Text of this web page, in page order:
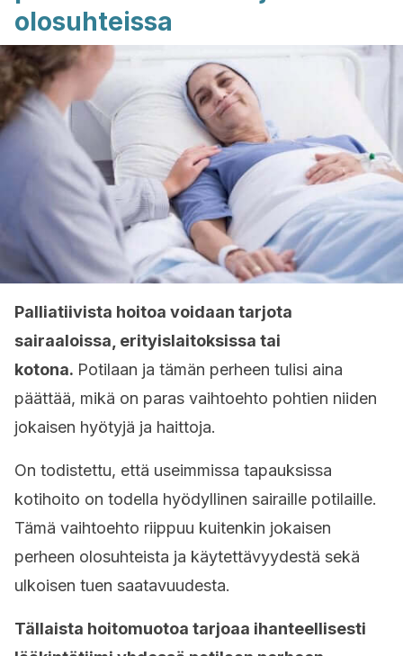
olosuhteissa
Palliatiivista hoitoa voidaan tarjota
sairaaloissa, erityislaitoksissa tai
kotona. Potilaan ja tämän perheen tulisi aina
päättää, mikä on paras vaihtoehto pohtien niiden
jokaisen hyötyjä ja haittoja.
On todistettu, että useimmissa tapauksissa
kotihoito on todella hyödyllinen sairaille potilaille.
Tämä vaihtoehto riippuu kuitenkin jokaisen
perheen olosuhteista ja käytettävyydestä sekä
ulkoisen tuen saatavuudesta.
Tällaista hoitomuotoa tarjoaa ihanteellisesti